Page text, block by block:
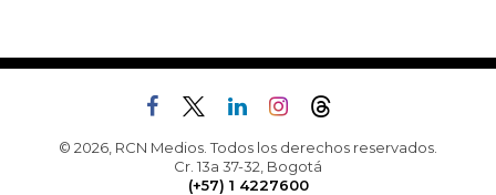
© 2026, RCN Medios. Todos los derechos reservados.
Cr. 13a 37-32, Bogotá
(+57) 1 4227600